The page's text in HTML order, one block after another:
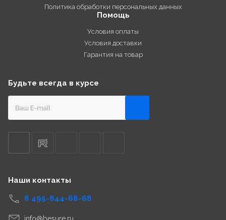
Политика обработки персональных данных
Помощь
Условия оплаты
Условия доставки
Гарантия на товар
Будьте всегда в курсе
Наши контакты
8 495-844-68-68